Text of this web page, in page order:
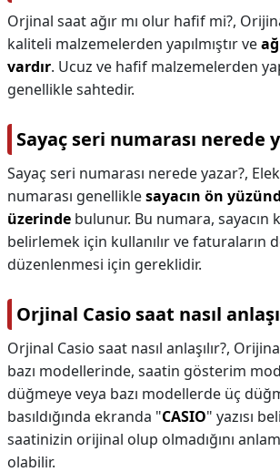
Orjinal saat ağır mı olur hafif mi?,
kaliteli malzemelerden yapılmıştır ve
vardır. Ucuz ve hafif malzemelerden
genellikle sahtedir.
Sayaç seri numarası nerede
Sayaç seri numarası nerede yazar?,
numarası genelliklesayacın ön
üzerinde bulunur. Bu numara, sayacın
belirlemek için kullanılır ve faturaların
düzenlenmesi için gereklidir.
Orjinal Casio saat nasıl
Orjinal Casio saat nasıl anlaşılır?,
bazı modellerinde, saatin gösterim
düğmeye veya bazı modellerde üç
basıldığında ekranda "CASIO" yazısı
saatinizin orijinal olup olmadığını
olabilir.